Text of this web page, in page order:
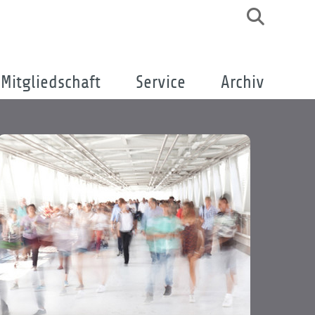
Mitgliedschaft Service Archiv